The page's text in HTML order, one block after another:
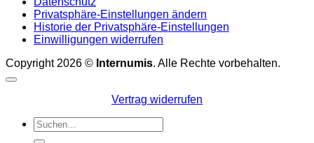
Privatsphäre-Einstellungen ändern
Historie der Privatsphäre-Einstellungen
Einwilligungen widerrufen
Copyright 2026 © Internumis. Alle Rechte vorbehalten.
Vertrag widerrufen
Suchen
nach: